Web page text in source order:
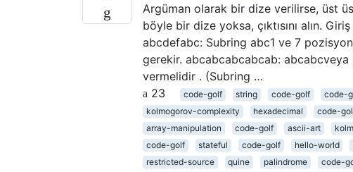
Argüman olarak bir dize verilirse, üst
böyle bir dize yoksa, çıktısını alın.
abcdefabc: Subring abc1 ve 7
gerekir. abcabcabcabcab:
vermelidir . (Subring …
23
code-golf string code-golf code-
kolmogorov-complexity
hexadecimal code-
array-manipulation
code-golf ascii-art
code-golf
stateful code-golf hello-world
restricted-source
quine palindrome code-